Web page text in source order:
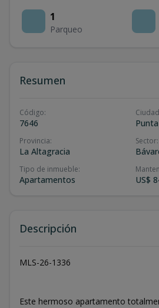
1
Parqueo
Resumen
Código:
7646
Ciudad
Provincia:
La Altagracia
Sector:
Tipo de inmueble:
Apartamentos US$
Descripción
MLS-26-1336
Este hermoso apartamento